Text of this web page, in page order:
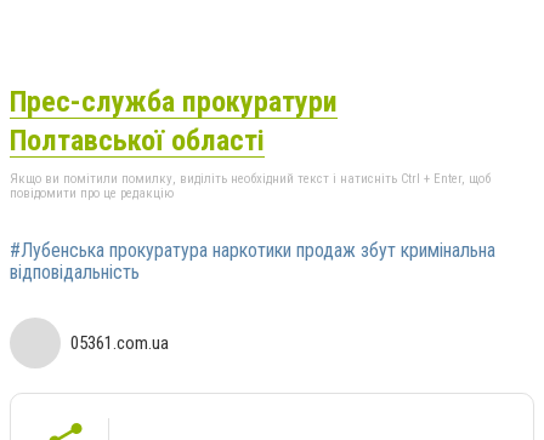
Прес-служба прокуратури
Полтавської області
Якщо ви помітили помилку, виділіть необхідний текст і натисніть Ctrl + Enter, щоб
повідомити про це редакцію
#Лубенська прокуратура наркотики продаж збут кримінальна
відповідальність
05361.com.ua